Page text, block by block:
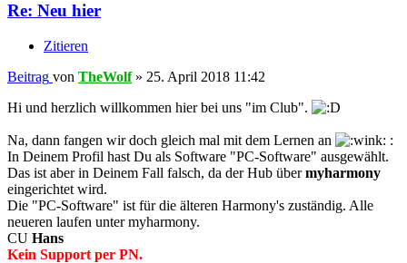
Re: Neu hier
Zitieren
Beitrag von TheWolf» 25. April 2018 11:42
Hi und herzlich willkommen hier bei uns "im Club".
Na, dann fangen wir doch gleich mal mit dem Lernen an
:
In Deinem Profil hast Du als Software "PC-Software" ausgewählt.
Das ist aber in Deinem Fall falsch, da der Hub übermyharmony
eingerichtet wird.
Die "PC-Software" ist für die älteren Harmony's zuständig. Alle
neueren laufen unter myharmony.
CU Hans
Kein Support per PN.